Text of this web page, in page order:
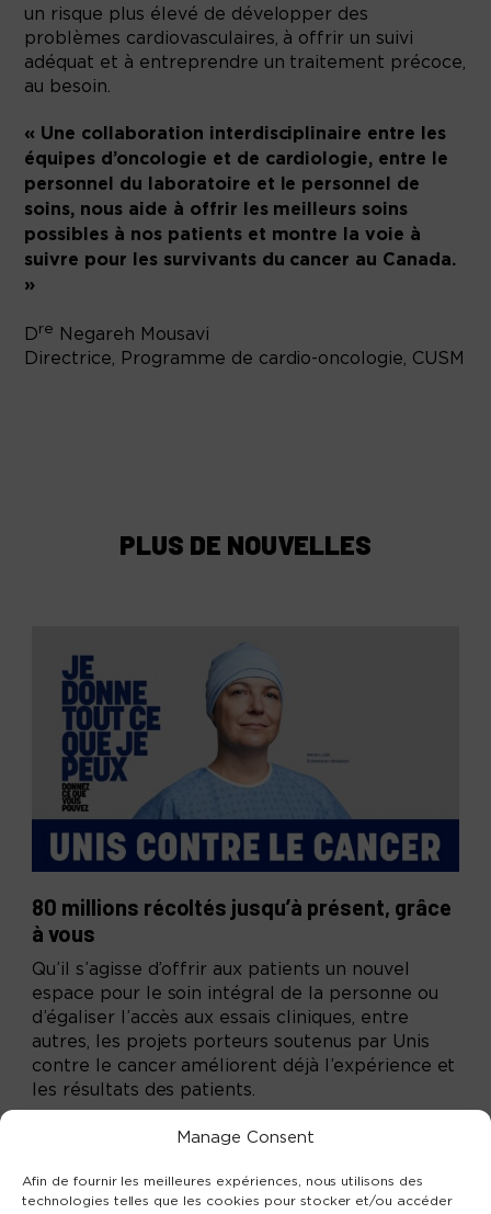
Manage Consent
Afin de fournir les meilleures expériences, nous utilisons des
technologies telles que les cookies pour stocker et/ou accéder
un risque plus élevé de développer des
problèmes cardiovasculaires, à offrir un suivi
adéquat et à entreprendre un traitement précoce,
au besoin.
« Une collaboration interdisciplinaire entre les
équipes d’oncologie et de cardiologie, entre le
personnel du laboratoire et le personnel de
soins, nous aide à offrir les meilleurs soins
possibles à nos patients et montre la voie à
suivre pour les survivants du cancer au Canada.
»
Dre
Negareh Mousavi
Directrice, Programme de cardio-oncologie, CUSM
PLUS DE NOUVELLES
80 millions récoltés jusqu’à présent, grâce
à vous
Qu’il s’agisse d’offrir aux patients un nouvel
espace pour le soin intégral de la personne ou
d’égaliser l’accès aux essais cliniques, entre
autres, les projets porteurs soutenus par Unis
contre le cancer améliorent déjà l’expérience et
les résultats des patients.
LIRE LA NOUVELLE